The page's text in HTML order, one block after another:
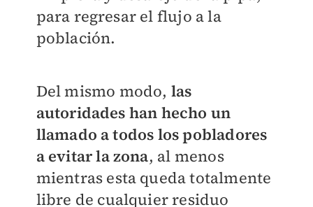
para regresar el flujo a la
población.
Del mismo modo, las
autoridades han hecho un
llamado a todos los pobladores
a evitar la zona, al menos
mientras esta queda totalmente
libre de cualquier residuo